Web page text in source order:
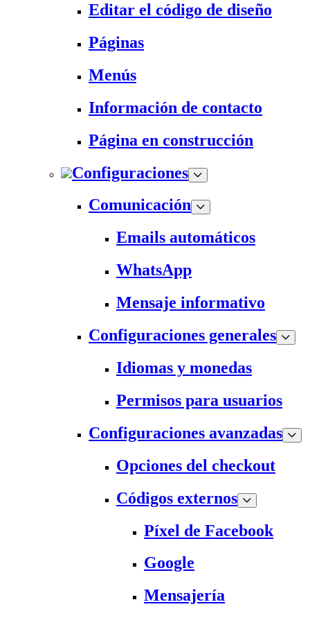
Editar el código de diseño
Páginas
Menús
Información de contacto
Página en construcción
Configuraciones
Comunicación
Emails automáticos
WhatsApp
Mensaje informativo
Configuraciones generales
Idiomas y monedas
Permisos para usuarios
Configuraciones avanzadas
Opciones del checkout
Códigos externos
Píxel de Facebook
Google
Mensajería